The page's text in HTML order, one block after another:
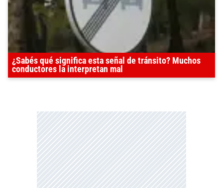
¿Sabés qué significa esta señal de tránsito? Muchos
conductores la interpretan mal